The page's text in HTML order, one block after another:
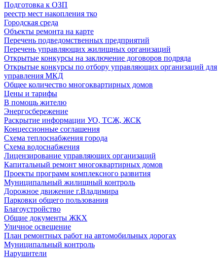
Подготовка к ОЗП
реестр мест накопления тко
Городская среда
Объекты ремонта на карте
Перечень подведомственных предприятий
Перечень управляющих жилищных организаций
Открытые конкурсы на заключение договоров подряда
Открытые конкурсы по отбору управляющих организаций для
управления МКД
Общее количество многоквартирных домов
Цены и тарифы
В помощь жителю
Энергосбережение
Раскрытие информации УО, ТСЖ, ЖСК
Концессионные соглашения
Схема теплоснабжения города
Схема водоснабжения
Лицензирование управляющих организаций
Капитальный ремонт многоквартирных домов
Проекты программ комплексного развития
Муниципальный жилищный контроль
Дорожное движение г.Владимира
Парковки общего пользования
Благоустройство
Общие документы ЖКХ
Уличное освещение
План ремонтных работ на автомобильных дорогах
Муниципальный контроль
Нарушители